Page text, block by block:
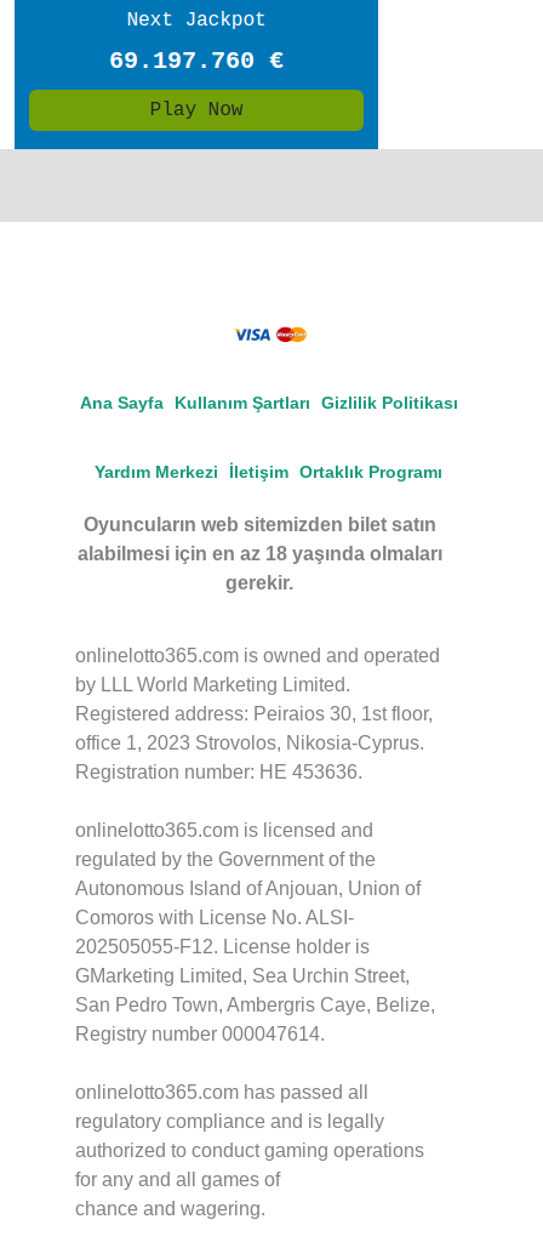
Ana Sayfa Kullanım Şartları Gizlilik Politikası
Yardım Merkezi İletişim Ortaklık Programı
Oyuncuların web sitemizden bilet satın
alabilmesi için en az 18 yaşında olmaları
gerekir.
onlinelotto365.com is owned and operated
by LLL World Marketing Limited.
Registered address: Peiraios 30, 1st floor,
office 1, 2023 Strovolos, Nikosia-Cyprus.
Registration number: HE 453636.
onlinelotto365.com is licensed and
regulated by the Government of the
Autonomous Island of Anjouan, Union of
Comoros with License No. ALSI-
202505055-F12. License holder is
GMarketing Limited, Sea Urchin Street,
San Pedro Town, Ambergris Caye, Belize,
Registry number 000047614.
onlinelotto365.com has passed all
regulatory compliance and is legally
authorized to conduct gaming operations
for any and all games of
chance and wagering.